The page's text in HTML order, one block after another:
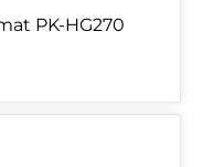
PK-HG270